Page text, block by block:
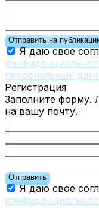
Отправить на
Я даю свое
персональных
Регистрация
Заполните форму.
на вашу почту.
Отправить
Я даю свое